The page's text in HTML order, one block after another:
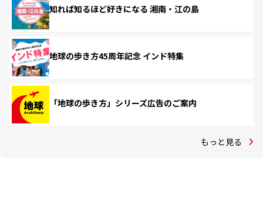
知れば知るほど好きになる 湘南・江の島
地球の歩き方45周年記念 インド特集
「地球の歩き方」シリーズ広告のご案内
もっと見る